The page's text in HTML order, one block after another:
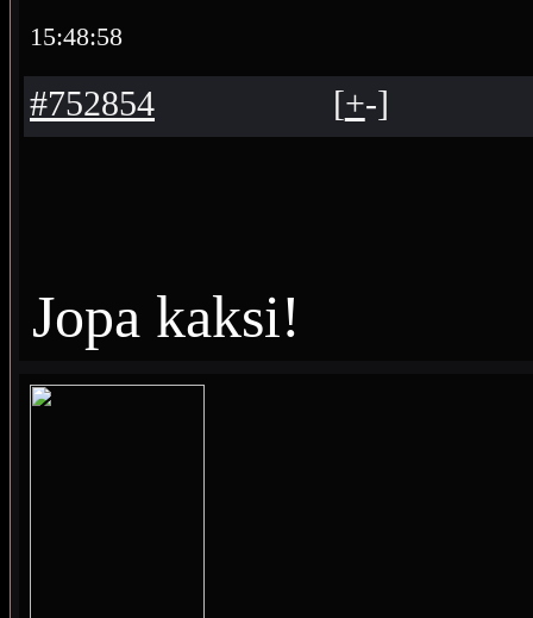
15:48:58
#752854 [+-]
Jopa kaksi!